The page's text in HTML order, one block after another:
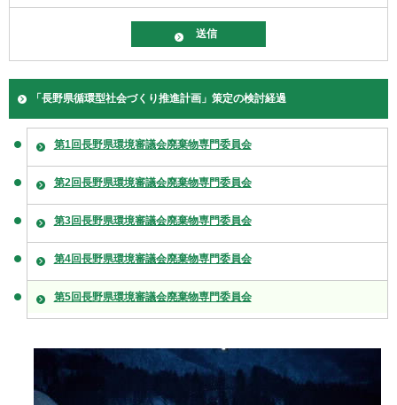
「長野県循環型社会づくり推進計画」策定の検討経過
第1回長野県環境審議会廃棄物専門委員会
第2回長野県環境審議会廃棄物専門委員会
第3回長野県環境審議会廃棄物専門委員会
第4回長野県環境審議会廃棄物専門委員会
第5回長野県環境審議会廃棄物専門委員会